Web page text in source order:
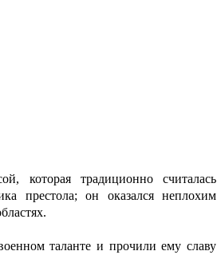
которая традиционно считалась
престола; он оказался неплохим
таланте и прочили ему славу